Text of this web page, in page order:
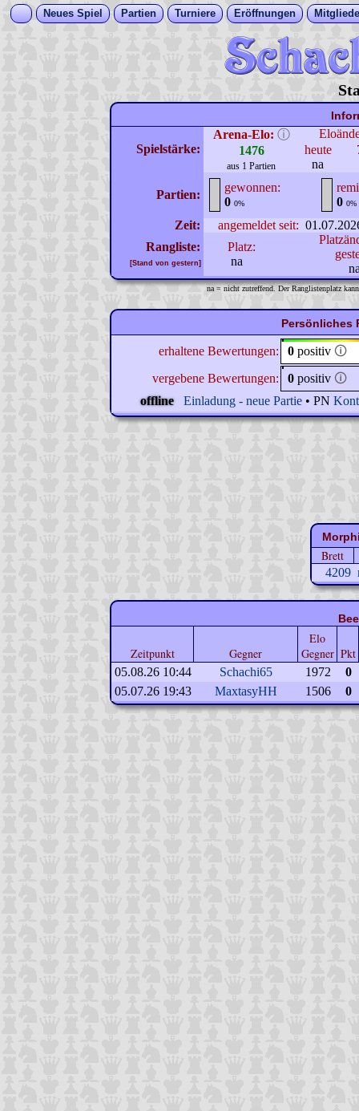
Neues Spiel Partien Turniere Eröffnungen
Spielstärke:
Arena-Elo: ⓘ
1476
aus 1 Partien
heute
na
Partien:
gewonnen:
0 0%
0 0%
Zeit: angemeldet seit:
Rangliste:
[Stand von gestern]
Platz:
na
na = nicht zutreffend. Der Ranglistenplatz
Persönliches
erhaltene Bewertungen: 0 positiv 🛈
vergebene Bewertungen:
0 positiv 🛈
offline
Einladung - neue Partie • PN
Brett
4209
Zeitpunkt Gegner
Elo
Gegner Pkt
05.08.26 10:44 Schachi65 1972
0
05.07.26 19:43
MaxtasyHH 1506 0